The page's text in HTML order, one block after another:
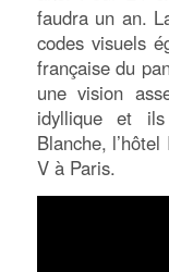
faudra un an.
codes visuels
française du
une vision
idyllique et
Blanche,
V à Paris.